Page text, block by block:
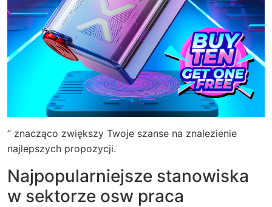
” znacząco zwiększy Twoje szanse na znalezienie
najlepszych propozycji.
Najpopularniejsze stanowiska
w sektorze osw praca